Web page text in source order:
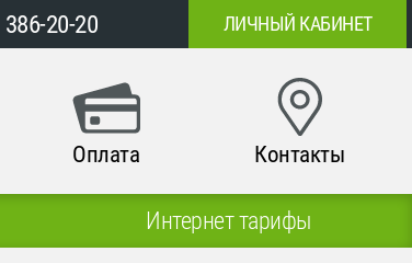
386-20-20 ЛИЧНЫЙ КАБИНЕТ
Оплата Контакты
Интернет тарифы